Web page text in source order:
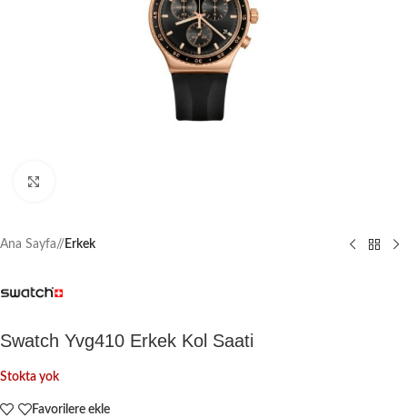
Ana Sayfa/ Erkek
Swatch Yvg410 Erkek Kol Saati
Stokta yok
Favorilere ekle